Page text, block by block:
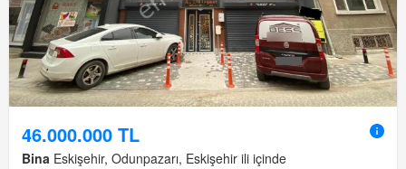
46.000.000 TL
Bina Eskişehir, Odunpazarı, Eskişehir ili içinde